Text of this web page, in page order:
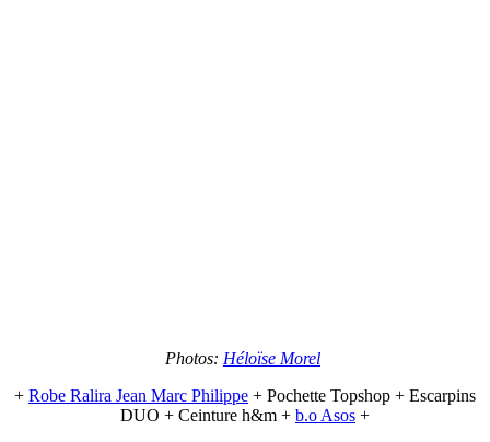
Photos: Héloïse Morel
+ Robe Ralira Jean Marc Philippe + Pochette Topshop + Escarpins
DUO + Ceinture h&m + b.o Asos +